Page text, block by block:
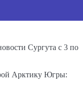
Сургута с 3 по
Арктику Югры: